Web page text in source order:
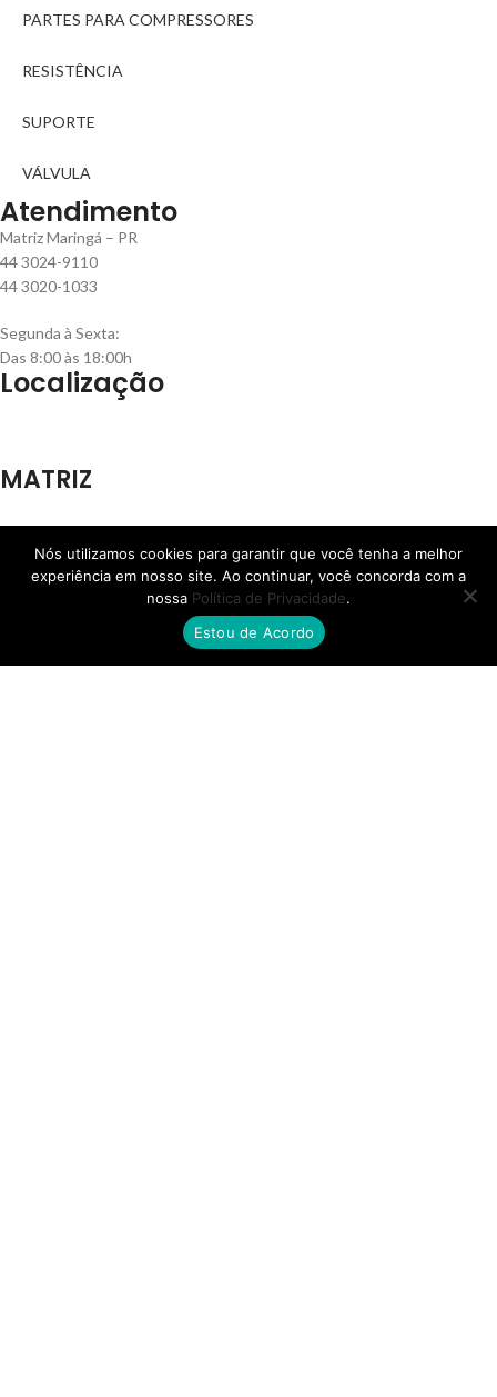
PARTES PARA COMPRESSORES
RESISTÊNCIA
SUPORTE
VÁLVULA
Atendimento
Matriz Maringá – PR
44 3024-9110
44 3020-1033
Segunda à Sexta:
Das 8:00 às 18:00h
Localização
MATRIZ
Av. das Torres, 4416, Jd. Pilar - Maringá - PR
Nós utilizamos cookies para garantir que você tenha a melhor
experiência em nosso site. Ao continuar, você concorda com a
nossa Política de Privacidade.
Estou de Acordo